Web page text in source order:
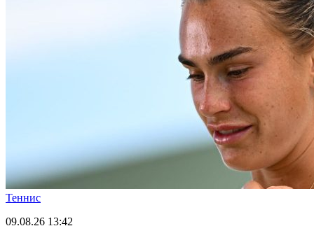
Теннис
09.08.26 13:42